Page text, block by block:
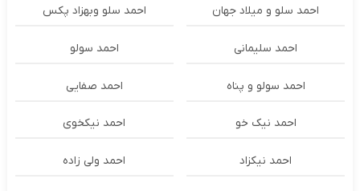
احمد سلو و میلاد جهان احمد سلو وبهزاد پکس
احمد سلیمانی احمد سولو
احمد سولو و پناه احمد صفایی
احمد نیک خو احمد نیکخوی
احمد نیکزاد احمد ولی زاده